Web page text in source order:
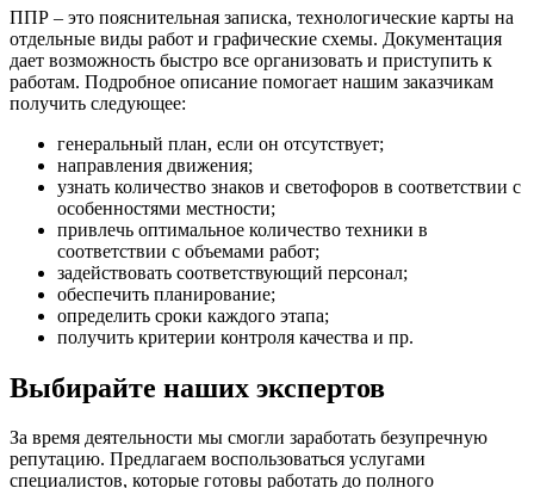
ППР – это пояснительная записка, технологические карты на
отдельные виды работ и графические схемы. Документация
дает возможность быстро все организовать и приступить к
работам. Подробное описание помогает нашим заказчикам
получить следующее:
генеральный план, если он отсутствует;
направления движения;
узнать количество знаков и светофоров в соответствии с
особенностями местности;
привлечь оптимальное количество техники в
соответствии с объемами работ;
задействовать соответствующий персонал;
обеспечить планирование;
определить сроки каждого этапа;
получить критерии контроля качества и пр.
Выбирайте наших экспертов
За время деятельности мы смогли заработать безупречную
репутацию. Предлагаем воспользоваться услугами
специалистов, которые готовы работать до полного